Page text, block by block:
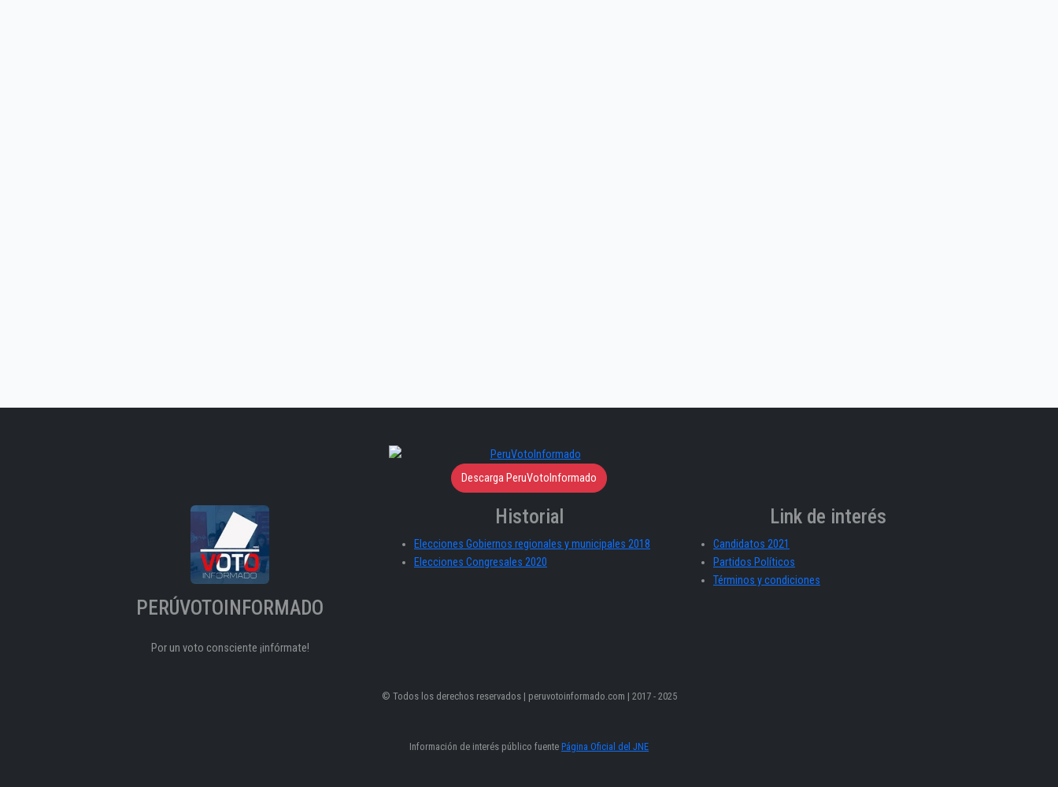
Descarga PeruVotoInformado
PERÚVOTOINFORMADO
Por un voto consciente ¡infórmate!
Historial
Elecciones Gobiernos regionales y municipales 2018
Elecciones Congresales 2020
Link de interés
Candidatos 2021
Partidos Políticos
Términos y condiciones
© Todos los derechos reservados | peruvotoinformado.com | 2017 - 2025
Información de interés público fuente Página Oficial del JNE